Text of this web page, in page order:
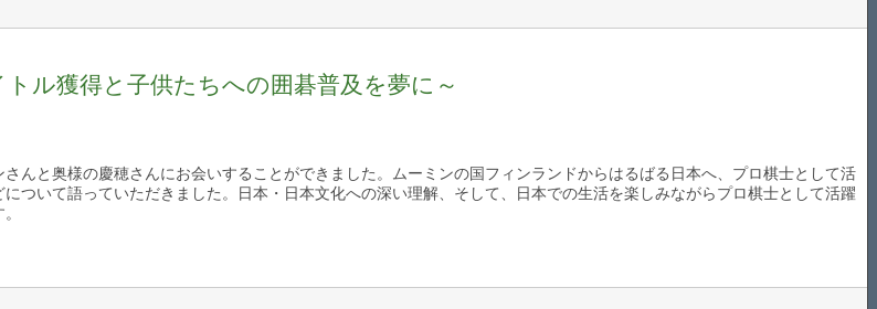
ル獲得と子供たちへの囲碁普及を夢に～
んと奥様の慶穂さんにお会いすることができました。ムーミンの国フィンランドからはるばる日本へ、プロ棋士として活
ついて語っていただきました。日本・日本文化への深い理解、そして、日本での生活を楽しみながらプロ棋士として活躍